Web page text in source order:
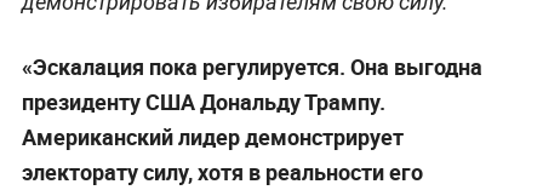
«Эскалация пока регулируется. Она выгодна
президенту США Дональду Трампу.
Американский лидер демонстрирует
электорату силу, хотя в реальности его